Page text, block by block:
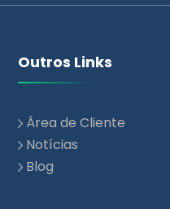
Outros Links
Área de Cliente
Notícias
Blog